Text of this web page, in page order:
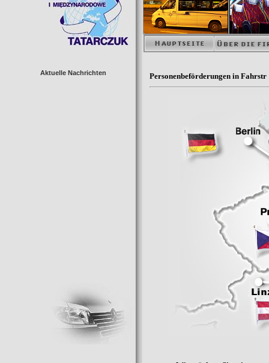
Aktuelle Nachrichten Personenbeförderungen in Fahrstr